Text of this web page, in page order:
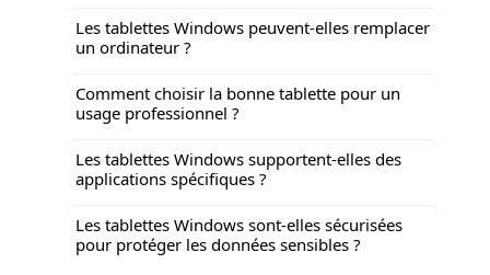
Les tablettes Windows peuvent-elles remplacer
un ordinateur ?
Comment choisir la bonne tablette pour un
usage professionnel ?
Les tablettes Windows supportent-elles des
applications spécifiques ?
Les tablettes Windows sont-elles sécurisées
pour protéger les données sensibles ?